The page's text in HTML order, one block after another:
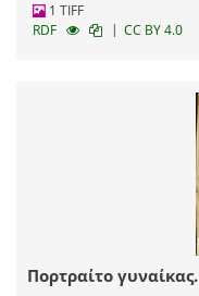
1 TIFF
RDF
| CC BY 4.0
Πορτραίτο γυναίκας.